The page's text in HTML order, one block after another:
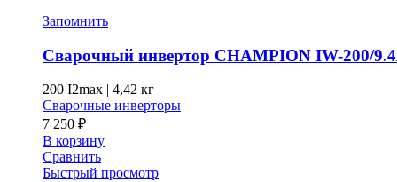
Запомнить
Сварочный инвертор CHAMPION IW-200/
200 I2max
4,42 кг
Сварочные инверторы
7 250 ₽
В корзину
Сравнить
Быстрый просмотр